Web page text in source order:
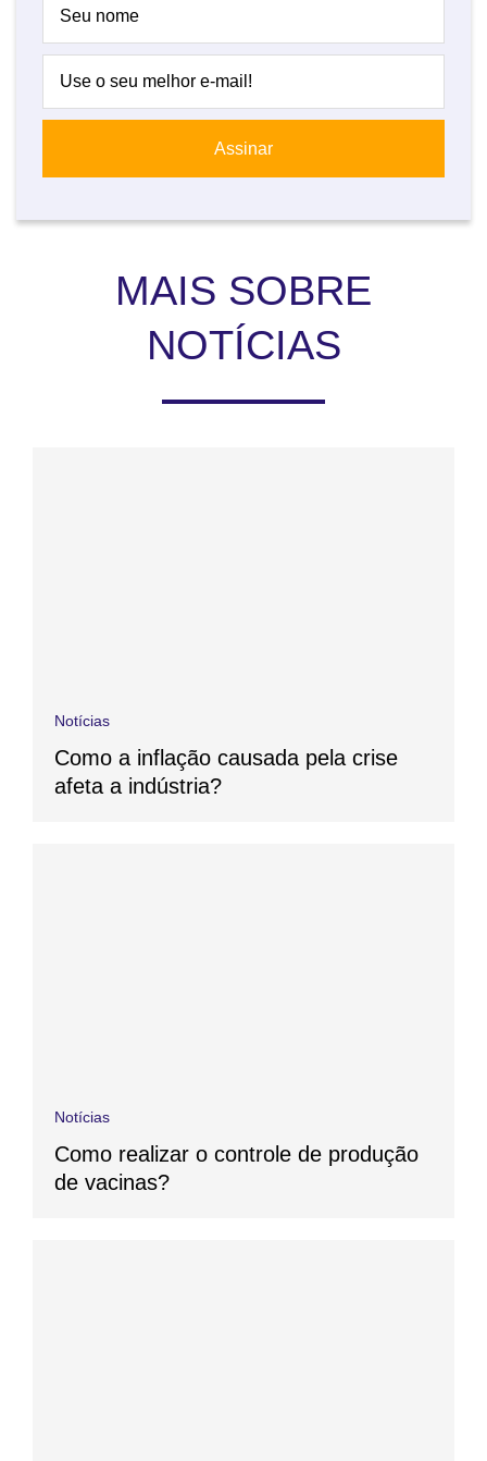
MAIS SOBRE
NOTÍCIAS
Notícias
Como a inflação causada pela crise
afeta a indústria?
Notícias
Como realizar o controle de produção
de vacinas?